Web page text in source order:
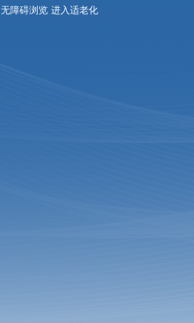
无障碍浏览 进入适老化